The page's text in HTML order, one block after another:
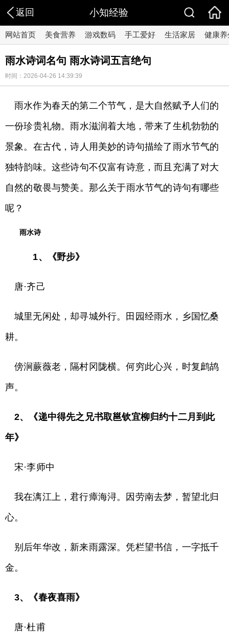
返回 小知经验
网站首页 美食营养 游戏数码 手工爱好 生活家居 健康养
雨水诗词名句 雨水诗词五言绝句
时间：2026-04-26 14:39:39
雨水作为春天的第二个节气，是大自然赋予人们的
一份珍贵礼物。雨水滋润着大地，带来了生机勃勃的
景象。在古代，诗人用美妙的诗句描绘了雨水节气的
独特韵味。这些诗句不仅富有诗意，而且充满了对大
自然的敬畏与赞美。那么关于雨水节气的诗句有哪些
呢？
雨水诗
1、《野步》
唐·齐己
城里无闲处，却寻城外行。田园经雨水，乡国忆桑
耕。
傍涧蕨薇老，隔村冈陇横。何穷此心兴，时复鹧鸪
声。
2、《递中得先之兄书取邕钦宜柳归约十二月到此
年》
宋·李师中
我在漓江上，君行瘴海浔。因劳南去梦，暂望北归
心。
别后年华改，新来雨露深。凭栏望书信，一字抵千
金。
3、《春夜喜雨》
唐·杜甫